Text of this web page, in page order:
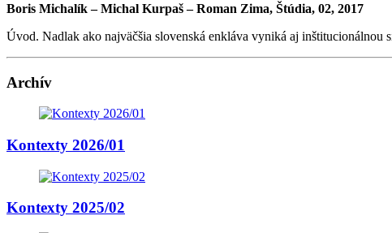
Boris Michalík – Michal Kurpaš – Roman Zima, Štúdia, 02, 2017
Úvod. Nadlak ako najväčšia slovenská enkláva vyniká aj inštitucionálnou
Archív
Kontexty 2026/01
Kontexty 2025/02